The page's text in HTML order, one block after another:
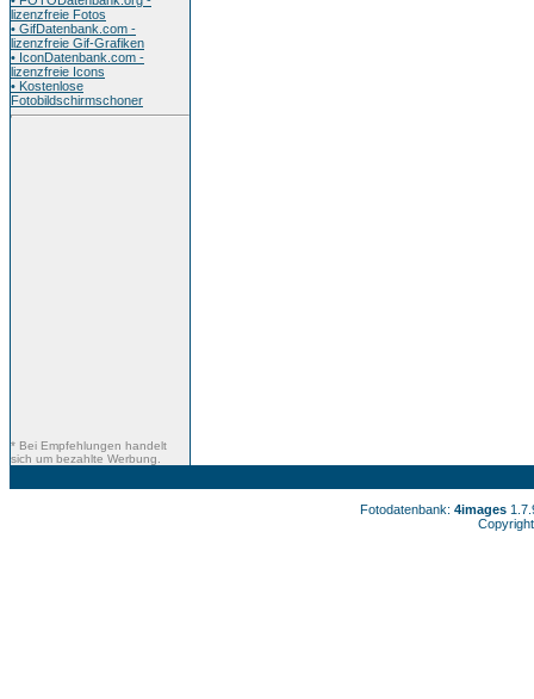
lizenzfreie Fotos
• GifDatenbank.com -
lizenzfreie Gif-Grafiken
• IconDatenbank.com -
lizenzfreie Icons
• Kostenlose
Fotobildschirmschoner
* Bei Empfehlungen handelt
sich um bezahlte Werbung.
Fotodatenbank: 4images